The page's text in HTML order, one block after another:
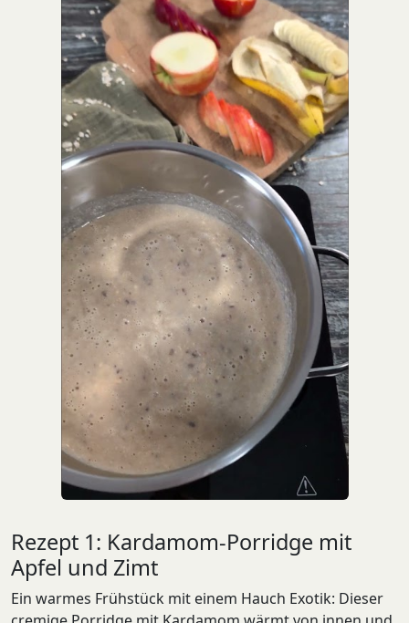
Rezept 1: Kardamom-Porridge mit
Apfel und Zimt
Ein warmes Frühstück mit einem Hauch Exotik: Dieser